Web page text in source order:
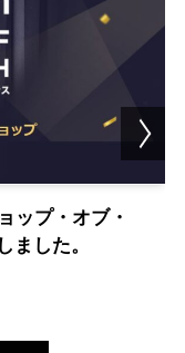
ップ・オブ・
ました。